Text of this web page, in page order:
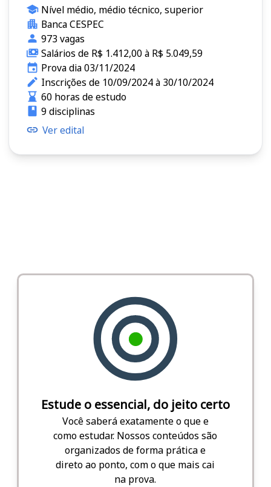
Nível médio, médio técnico, superior
Banca CESPEC
973 vagas
Salários de R$ 1.412,00 à R$ 5.049,59
Prova dia 03/11/2024
Inscrições de 10/09/2024 à 30/10/2024
60 horas de estudo
9 disciplinas
Ver edital
Estude o essencial, do jeito certo
Você saberá exatamente o que e
como estudar. Nossos conteúdos são
organizados de forma prática e
direto ao ponto, com o que mais cai
na prova.